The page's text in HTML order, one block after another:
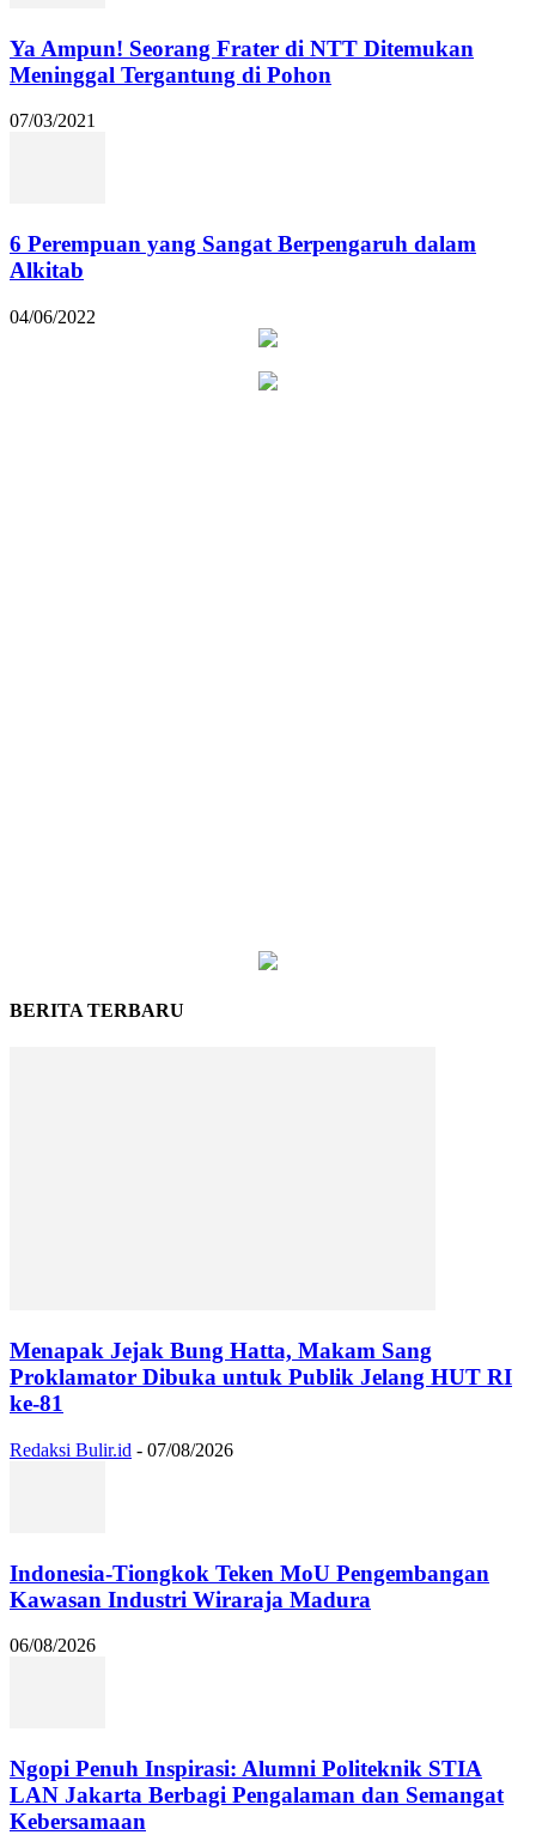
Ya Ampun! Seorang Frater di NTT Ditemukan
Meninggal Tergantung di Pohon
07/03/2021
6 Perempuan yang Sangat Berpengaruh dalam
Alkitab
04/06/2022
BERITA TERBARU
Menapak Jejak Bung Hatta, Makam Sang
Proklamator Dibuka untuk Publik Jelang HUT RI
ke-81
Redaksi Bulir.id - 07/08/2026
Indonesia-Tiongkok Teken MoU Pengembangan
Kawasan Industri Wiraraja Madura
06/08/2026
Ngopi Penuh Inspirasi: Alumni Politeknik STIA
LAN Jakarta Berbagi Pengalaman dan Semangat
Kebersamaan